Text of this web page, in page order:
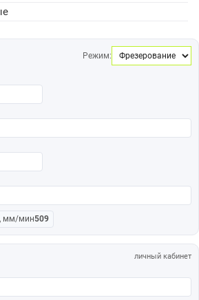
Режим:
мм/мин509
личный кабинет